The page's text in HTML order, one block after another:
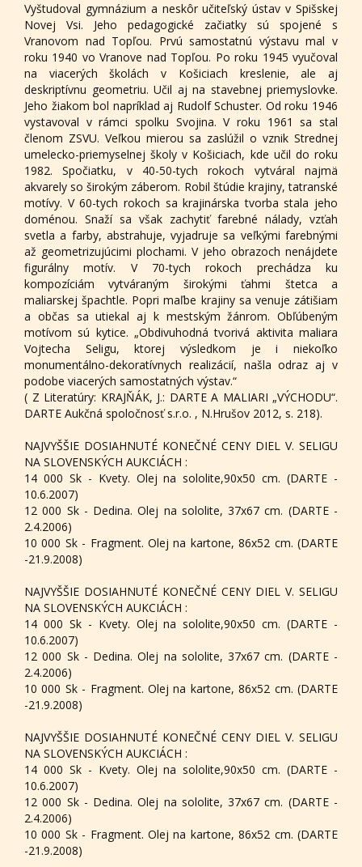
Vyštudoval gymnázium a neskôr učiteľský ústav v Spišskej
Novej Vsi. Jeho pedagogické začiatky sú spojené s
Vranovom nad Topľou. Prvú samostatnú výstavu mal v
roku 1940 vo Vranove nad Topľou. Po roku 1945 vyučoval
na viacerých školách v Košiciach kreslenie, ale aj
deskriptívnu geometriu. Učil aj na stavebnej priemyslovke.
Jeho žiakom bol napríklad aj Rudolf Schuster. Od roku 1946
vystavoval v rámci spolku Svojina. V roku 1961 sa stal
členom ZSVU. Veľkou mierou sa zaslúžil o vznik Strednej
umelecko-priemyselnej školy v Košiciach, kde učil do roku
1982. Spočiatku, v 40-50-tych rokoch vytváral najmä
akvarely so širokým záberom. Robil štúdie krajiny, tatranské
motívy. V 60-tych rokoch sa krajinárska tvorba stala jeho
doménou. Snaží sa však zachytiť farebné nálady, vzťah
svetla a farby, abstrahuje, vyjadruje sa veľkými farebnými
až geometrizujúcimi plochami. V jeho obrazoch nenájdete
figurálny motív. V 70-tych rokoch prechádza ku
kompozíciám vytváraným širokými ťahmi štetca a
maliarskej špachtle. Popri maľbe krajiny sa venuje zátišiam
a občas sa utiekal aj k mestským žánrom. Obľúbeným
motívom sú kytice. „Obdivuhodná tvorivá aktivita maliara
Vojtecha Seligu, ktorej výsledkom je i niekoľko
monumentálno-dekoratívnych realizácií, našla odraz aj v
podobe viacerých samostatných výstav.“
( Z Literatúry: KRAJŇÁK, J.: DARTE A MALIARI „VÝCHODU“.
DARTE Aukčná spoločnosť s.r.o. , N.Hrušov 2012, s. 218).
NAJVYŠŠIE DOSIAHNUTÉ KONEČNÉ CENY DIEL V. SELIGU
NA SLOVENSKÝCH AUKCIÁCH :
14 000 Sk - Kvety. Olej na sololite,90x50 cm. (DARTE -
10.6.2007)
12 000 Sk - Dedina. Olej na sololite, 37x67 cm. (DARTE -
2.4.2006)
10 000 Sk - Fragment. Olej na kartone, 86x52 cm. (DARTE
-21.9.2008)
NAJVYŠŠIE DOSIAHNUTÉ KONEČNÉ CENY DIEL V. SELIGU
NA SLOVENSKÝCH AUKCIÁCH :
14 000 Sk - Kvety. Olej na sololite,90x50 cm. (DARTE -
10.6.2007)
12 000 Sk - Dedina. Olej na sololite, 37x67 cm. (DARTE -
2.4.2006)
10 000 Sk - Fragment. Olej na kartone, 86x52 cm. (DARTE
-21.9.2008)
NAJVYŠŠIE DOSIAHNUTÉ KONEČNÉ CENY DIEL V. SELIGU
NA SLOVENSKÝCH AUKCIÁCH :
14 000 Sk - Kvety. Olej na sololite,90x50 cm. (DARTE -
10.6.2007)
12 000 Sk - Dedina. Olej na sololite, 37x67 cm. (DARTE -
2.4.2006)
10 000 Sk - Fragment. Olej na kartone, 86x52 cm. (DARTE
-21.9.2008)